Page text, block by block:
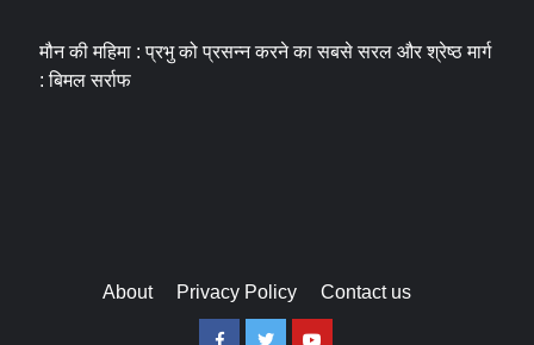
मौन की महिमा : प्रभु को प्रसन्न करने का सबसे सरल और श्रेष्ठ मार्ग
: बिमल सर्राफ
About Privacy Policy Contact us
FacebookTwitterYoutube